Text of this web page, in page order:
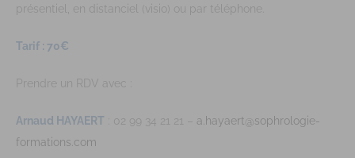
présentiel, en distanciel (visio) ou par téléphone.
Tarif : 70€
Prendre un RDV avec :
Arnaud HAYAERT : 02 99 34 21 21 –
a.hayaert@sophrologie-
formations.com